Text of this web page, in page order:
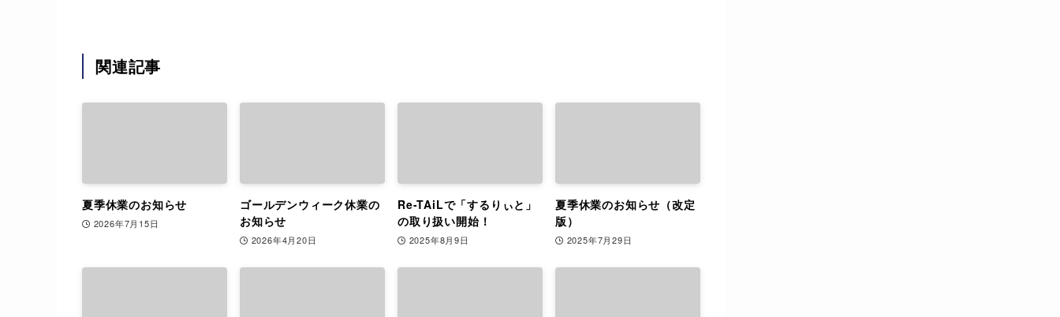
関連記事
夏季休業のお知らせ
2026年7月15日
ゴールデンウィーク休業の
お知らせ
2026年4月20日
Re-TAiLで「するりぃと」
の取り扱い開始！
2025年8月9日
夏季休業のお知らせ（改定
版）
2025年7月29日